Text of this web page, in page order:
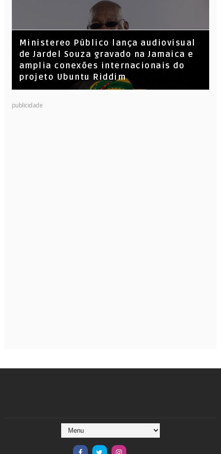
​Ministereo Público lança audiovisual
de Jardel Souza gravado na Jamaica e
amplia conexões internacionais do
projeto Ubuntu Riddim
KL Jay (Racionais MC’s), DJ Raíz e DJ
publicidade